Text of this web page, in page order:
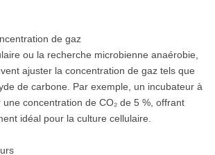
de gaz
ou la recherche microbienne anaérobie,
ajuster la concentration de gaz tels que
de carbone. Par exemple, un incubateur à
concentration de CO₂ de 5 %, offrant
idéal pour la culture cellulaire.